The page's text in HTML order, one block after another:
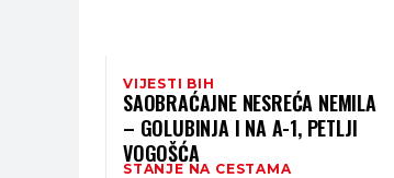
VIJESTI BIH
SAOBRAĆAJNE NESREĆA NEMILA
– GOLUBINJA I NA A-1, PETLJI
VOGOŠĆA
STANJE NA CESTAMA